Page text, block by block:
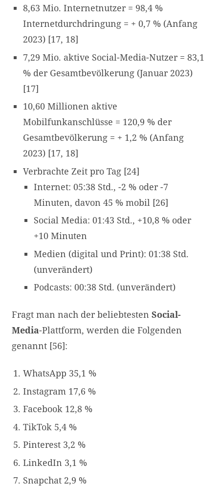
8,63 Mio. Internetnutzer = 98,4 %
Internetdurchdringung = + 0,7 % (Anfang
2023) [17, 18]
7,29 Mio. aktive Social-Media-Nutzer = 83,1
% der Gesamtbevölkerung (Januar 2023)
[17]
10,60 Millionen aktive
Mobilfunkanschlüsse = 120,9 % der
Gesamtbevölkerung = + 1,2 % (Anfang
2023) [17, 18]
Verbrachte Zeit pro Tag [24]
Internet: 05:38 Std., -2 % oder -7
Minuten, davon 45 % mobil [26]
Social Media: 01:43 Std., +10,8 % oder
+10 Minuten
Medien (digital und Print): 01:38 Std.
(unverändert)
Podcasts: 00:38 Std. (unverändert)
Fragt man nach der beliebtesten Social-
Media-Plattform, werden die Folgenden
genannt [56]:
WhatsApp 35,1 %
Instagram 17,6 %
Facebook 12,8 %
TikTok 5,4 %
Pinterest 3,2 %
LinkedIn 3,1 %
Snapchat 2,9 %